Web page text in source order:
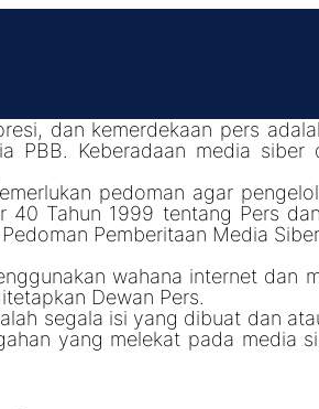
dan kemerdekaan pers
PBB. Keberadaan media
pedoman agar
Tahun 1999 tentang Pers
Pemberitaan Media
wahana internet dan
Dewan Pers.
segala isi yang dibuat dan
yang melekat pada media